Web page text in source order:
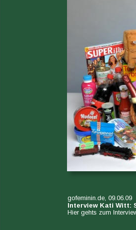
gofeminin.de, 09.06.09
Interview Kati Witt:
Hier gehts zum